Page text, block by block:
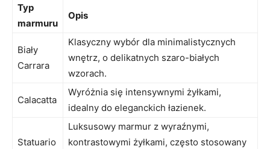
Typ
marmuru
Opis
Biały
Carrara
Klasyczny wybór dla minimalistycznych
wnętrz, o delikatnych szaro-białych
wzorach.
Calacatta
Wyróżnia się intensywnymi żyłkami,
idealny do eleganckich łazienek.
Statuario
Luksusowy marmur z wyraźnymi,
kontrastowymi żyłkami, często stosowany